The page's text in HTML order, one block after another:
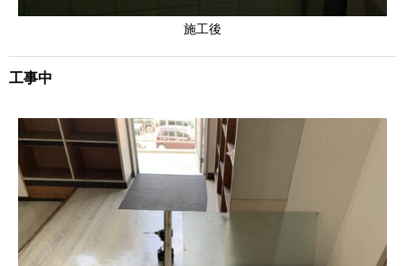
施工後
工事中